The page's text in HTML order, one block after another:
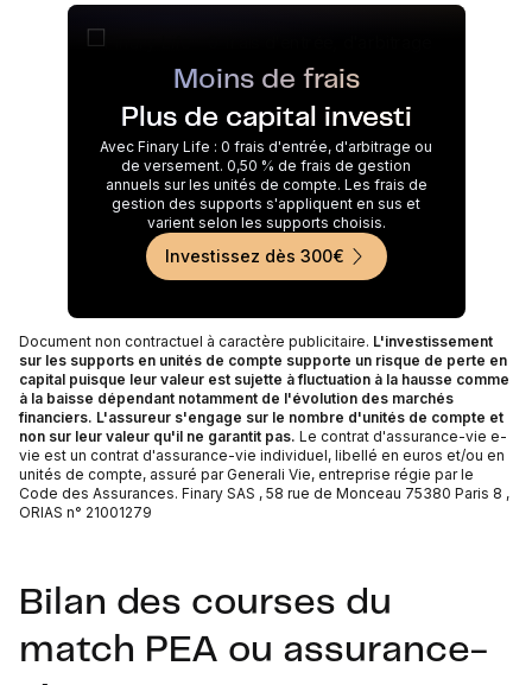
Moins de frais
Plus de capital investi
Avec Finary Life : 0 frais d'entrée, d'arbitrage ou
de versement. 0,50 % de frais de gestion
annuels sur les unités de compte. Les frais de
gestion des supports s'appliquent en sus et
varient selon les supports choisis.
Investissez dès 300€
Document non contractuel à caractère publicitaire. L'investissement
sur les supports en unités de compte supporte un risque de perte en
capital puisque leur valeur est sujette à fluctuation à la hausse comme
à la baisse dépendant notamment de l'évolution des marchés
financiers. L'assureur s'engage sur le nombre d'unités de compte et
non sur leur valeur qu'il ne garantit pas. Le contrat d'assurance-vie e-
vie est un contrat d'assurance-vie individuel, libellé en euros et/ou en
unités de compte, assuré par Generali Vie, entreprise régie par le
Code des Assurances. Finary SAS , 58 rue de Monceau 75380 Paris 8 ,
ORIAS n° 21001279
Bilan des courses du
match PEA ou assurance-